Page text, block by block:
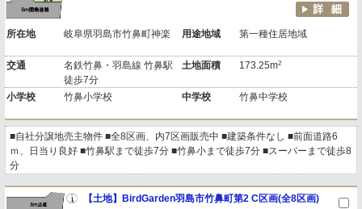
所在地 岐阜県羽島市竹鼻町神楽 用途地域 第一種住居地域
交通
名鉄竹鼻・羽島線 竹鼻駅
徒歩7分
土地面積 173.25m2
小学校 竹鼻小学校 中学校 竹鼻中学校
■自社分譲地売主物件 ■全8区画、内7区画販売中 ■建築条件なし ■前面道路6
ｍ、日当り良好 ■竹鼻駅まで徒歩7分 ■竹鼻小まで徒歩7分 ■スーパーまで徒歩8
分
【土地】BirdGarden羽島市竹鼻町第2 C区画(全8区画)